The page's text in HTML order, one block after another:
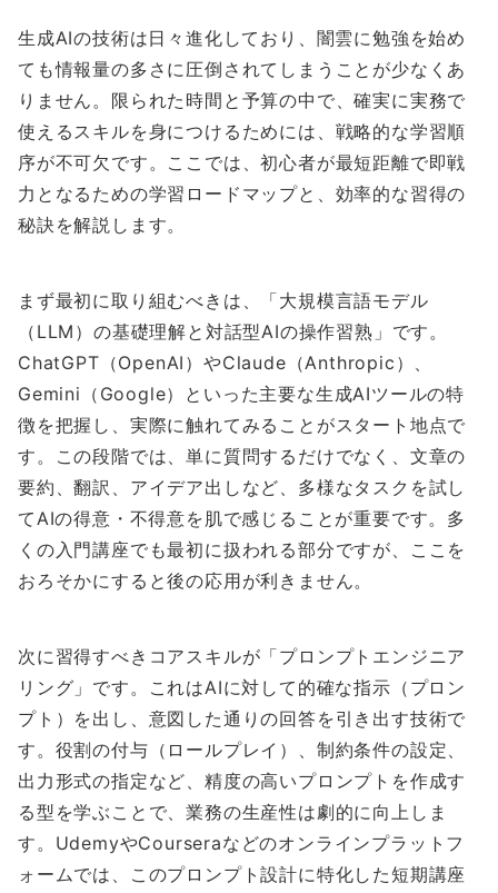
生成AIの技術は日々進化しており、闇雲に勉強を始め
ても情報量の多さに圧倒されてしまうことが少なくあ
りません。限られた時間と予算の中で、確実に実務で
使えるスキルを身につけるためには、戦略的な学習順
序が不可欠です。ここでは、初心者が最短距離で即戦
力となるための学習ロードマップと、効率的な習得の
秘訣を解説します。
まず最初に取り組むべきは、「大規模言語モデル
（LLM）の基礎理解と対話型AIの操作習熟」です。
ChatGPT（OpenAI）やClaude（Anthropic）、
Gemini（Google）といった主要な生成AIツールの特
徴を把握し、実際に触れてみることがスタート地点で
す。この段階では、単に質問するだけでなく、文章の
要約、翻訳、アイデア出しなど、多様なタスクを試し
てAIの得意・不得意を肌で感じることが重要です。多
くの入門講座でも最初に扱われる部分ですが、ここを
おろそかにすると後の応用が利きません。
次に習得すべきコアスキルが「プロンプトエンジニア
リング」です。これはAIに対して的確な指示（プロン
プト）を出し、意図した通りの回答を引き出す技術で
す。役割の付与（ロールプレイ）、制約条件の設定、
出力形式の指定など、精度の高いプロンプトを作成す
る型を学ぶことで、業務の生産性は劇的に向上しま
す。UdemyやCourseraなどのオンラインプラットフ
ォームでは、このプロンプト設計に特化した短期講座